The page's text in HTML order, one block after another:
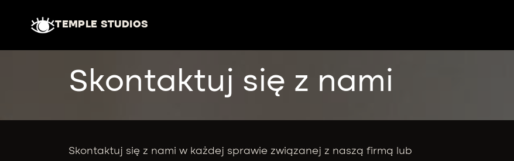
TEMPLE STUDIOS
Skontaktuj się z nami
Skontaktuj się z nami w każdej sprawie związanej z naszą firmą lub